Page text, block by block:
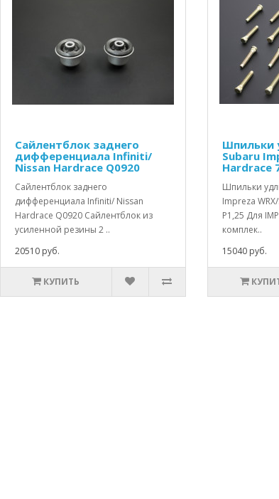
Сайлентблок заднего
дифференциала Infiniti/
Nissan Hardrace Q0920
Сайлентблок заднего
дифференциала Infiniti/ Nissan
Hardrace Q0920 Сайлентблок из
усиленной резины 2 ..
20510 руб.
КУПИТЬ
Шпильки
Subaru
Hardrace
Шпильки
Impreza
P1,25 Для
комплек..
15040 руб.